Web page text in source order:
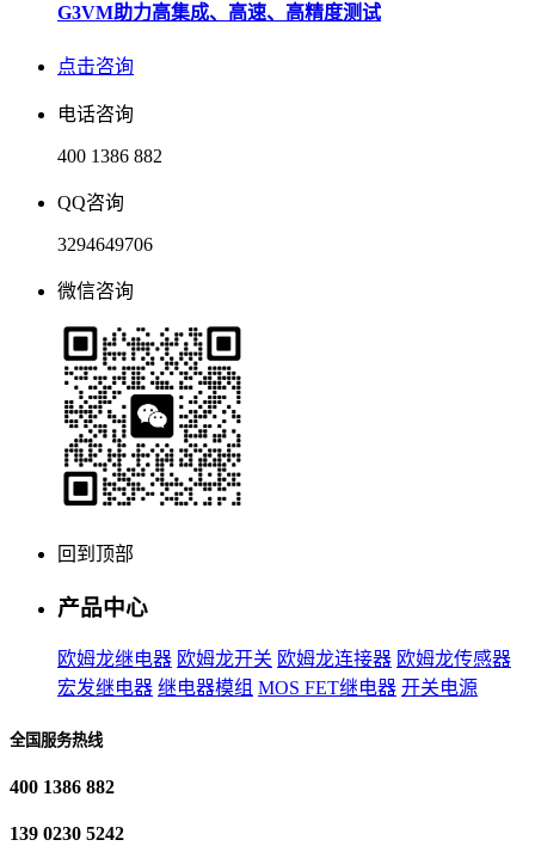
G3VM助力高集成、高速、高精度测试
点击咨询
电话咨询
400 1386 882
QQ咨询
3294649706
微信咨询
回到顶部
产品中心
欧姆龙继电器 欧姆龙开关 欧姆龙连接器 欧姆龙传感器
宏发继电器 继电器模组 MOS FET继电器 开关电源
全国服务热线
400 1386 882
139 0230 5242